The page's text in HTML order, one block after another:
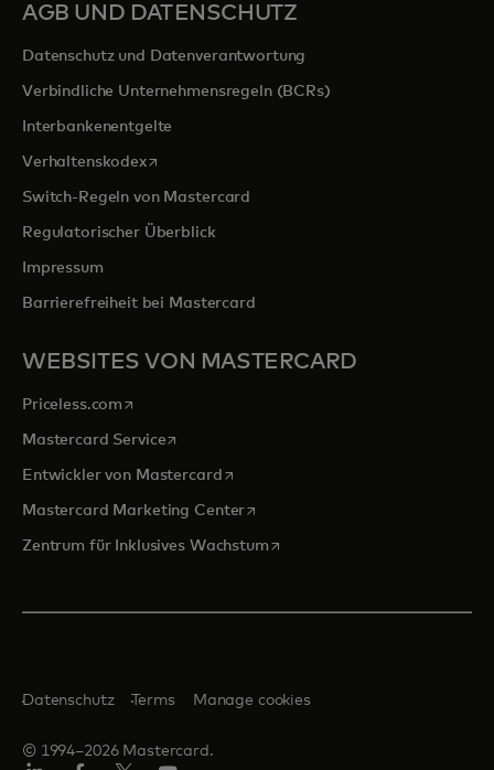
AGB UND DATENSCHUTZ
Datenschutz und Datenverantwortung
Verbindliche Unternehmensregeln (BCRs)
Interbankenentgelte
Verhaltenskodexwird in einer neuen Registerkarte geöffnet
Switch-Regeln von Mastercard
Regulatorischer Überblick
Impressum
Barrierefreiheit bei Mastercard
WEBSITES VON MASTERCARD
Priceless.com wird in einer neuen Registerkarte geöffnet
Mastercard Servicewird in einer neuen Registerkarte geöffnet
Entwickler von Mastercardwird in einer neuen Registerkarte
Mastercard Marketing Centerwird in einer neuen
Zentrum für Inklusives Wachstumwird in einer neuen
© 1994–2026 Mastercard.
Datenschutz Terms Manage cookies